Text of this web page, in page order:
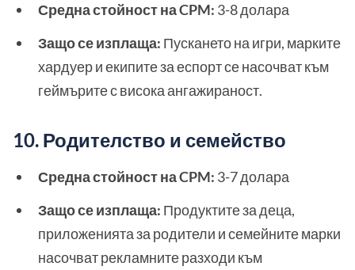
Средна стойност на CPM: 3-8 долара
Защо се изплаща: Пускането на игри, марките
хардуер и екипите за еспорт се насочват към
геймърите с висока ангажираност.
10. Родителство и семейство
Средна стойност на CPM: 3-7 долара
Защо се изплаща: Продуктите за деца,
приложенията за родители и семейните марки
насочват рекламните разходи към